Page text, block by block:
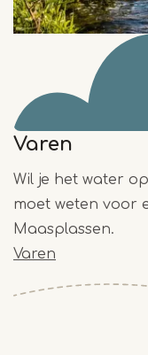
Varen
Wil je het water
moet weten voor
Maasplassen.
Varen